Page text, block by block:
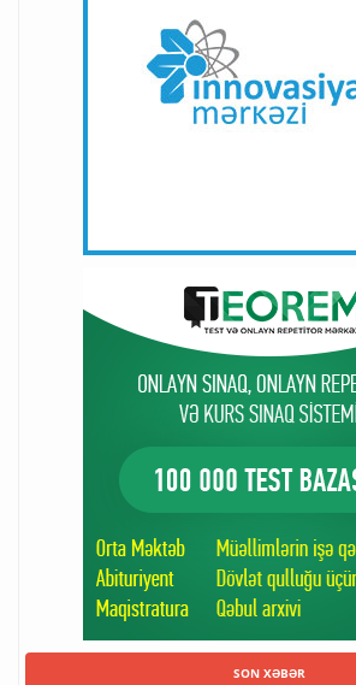
SON XƏBƏR